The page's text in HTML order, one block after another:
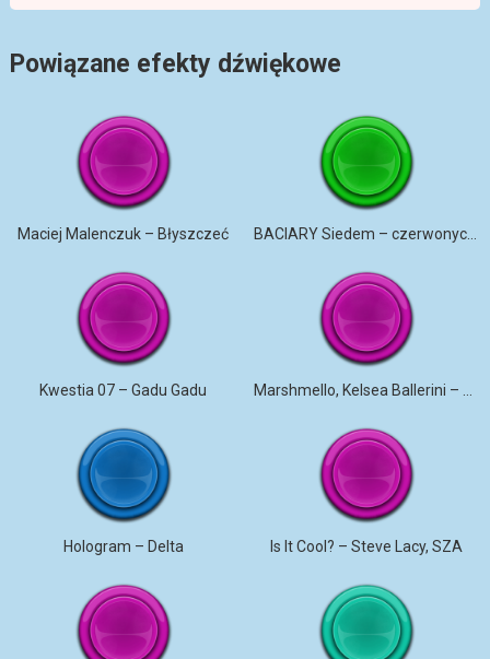
Powiązane efekty dźwiękowe
Maciej Malenczuk – Błyszczeć BACIARY Siedem – czerwonych róż
Kwestia 07 – Gadu Gadu
Hologram – Delta Is It Cool? – Steve Lacy, SZA